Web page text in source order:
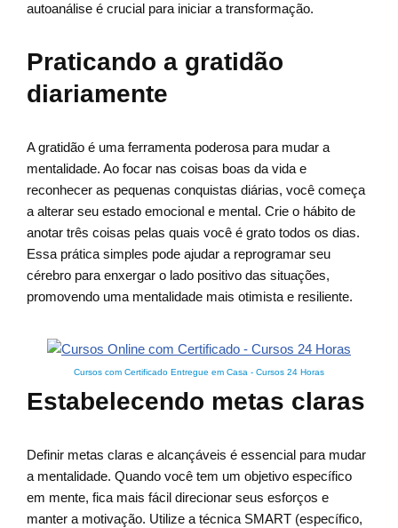
autoanálise é crucial para iniciar a transformação.
Praticando a gratidão
diariamente
A gratidão é uma ferramenta poderosa para mudar a
mentalidade. Ao focar nas coisas boas da vida e
reconhecer as pequenas conquistas diárias, você começa
a alterar seu estado emocional e mental. Crie o hábito de
anotar três coisas pelas quais você é grato todos os dias.
Essa prática simples pode ajudar a reprogramar seu
cérebro para enxergar o lado positivo das situações,
promovendo uma mentalidade mais otimista e resiliente.
Cursos com Certificado Entregue em Casa - Cursos 24 Horas
Estabelecendo metas claras
Definir metas claras e alcançáveis é essencial para mudar
a mentalidade. Quando você tem um objetivo específico
em mente, fica mais fácil direcionar seus esforços e
manter a motivação. Utilize a técnica SMART (específico,